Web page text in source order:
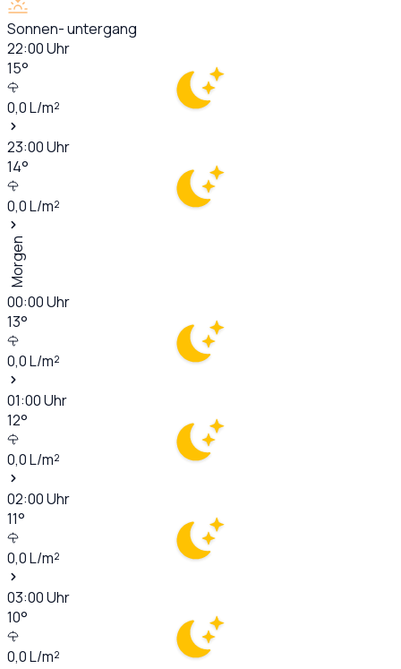
Sonnen- untergang
22:00Uhr
15°
0,0L/m²
23:00Uhr
14°
0,0L/m²
Morgen
00:00Uhr
13°
0,0L/m²
01:00Uhr
12°
0,0L/m²
02:00Uhr
11°
0,0L/m²
03:00Uhr
10°
0,0L/m²